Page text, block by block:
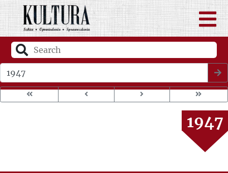
1946
1947
1948